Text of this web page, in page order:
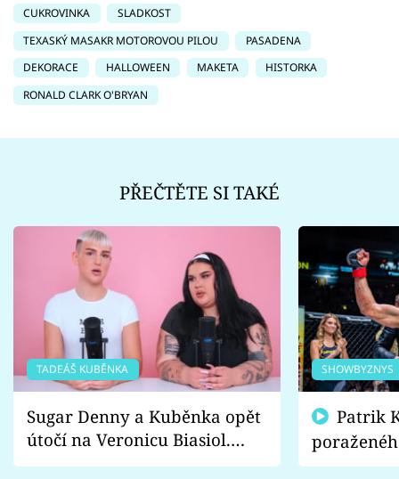
CUKROVINKA
SLADKOST
TEXASKÝ MASAKR MOTOROVOU PILOU
PASADENA
DEKORACE
HALLOWEEN MAKETA
HISTORKA
RONALD CLARK O'BRYAN
PŘEČTĚTE SI TAKÉ
TADEÁŠ KUBĚNKA
Sugar Denny a Kuběnka opět
útočí na Veronicu Biasiol.
Proč je podle nich falešná a
SHOWBYZNYS
fanoušci